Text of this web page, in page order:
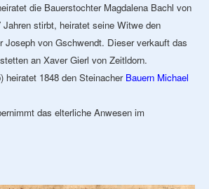
die Bauerstochter Magdalena Bachl von
stirbt, heiratet seine Witwe den
Joseph von Gschwendt. Dieser verkauft das
an Xaver Gierl von Zeitldorn.
heiratet 1848 den Steinacher Bauern Michael
das elterliche Anwesen im